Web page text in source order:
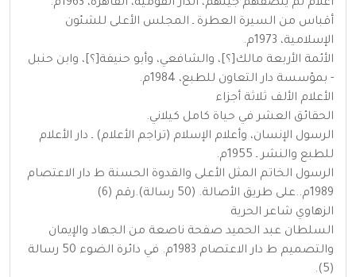
أعلام لم ينصفهم جيلهم، الدار القومية، القاهرة، 1963م.
أقباس من السيرة العطرة ـ المجلس الأعلى للشئون
الإسلامية، 1973م.
الأئمة الأربعة مالك[؟]، والشافعي، وأبو حنيفة[؟]، وابن حنبل
- بمؤسسة دار التعاون للطبع، 1984م.
الأعلام الألف ثلاثة أجزاء
الحقائق العشر في حياة كامل كيلاني.
الرسول الإنسان، وأعلام الإسلام (تراجم الأعلام) ـ دار الأعلام
للطبع والنشر ـ 1955م.
الرسول الخاتم المثل الأعلى والقدوة الحسنة ط دار الاعتصام
1989م..على طريق الأصالة. (50 رسالة).رقم (6)
الزهاوي شاعر الحرية
السلطان عبد الحميد صفحة ناصعة من الجهاد والإيمان
والتصميم ط دار الاعتصام 1983م. في دائرة الضوء 50 رسالة
(5).